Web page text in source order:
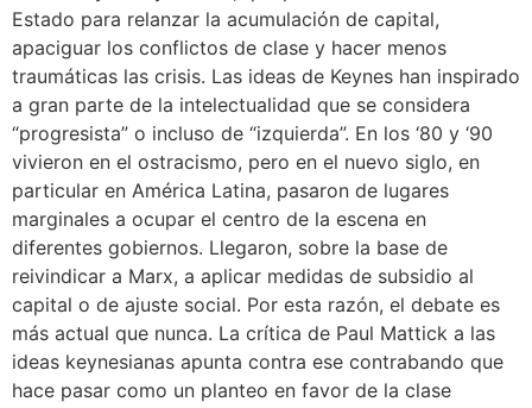
Estado para relanzar la acumulación de capital,
apaciguar los conflictos de clase y hacer menos
traumáticas las crisis. Las ideas de Keynes han inspirado
a gran parte de la intelectualidad que se considera
“progresista” o incluso de “izquierda”. En los ‘80 y ‘90
vivieron en el ostracismo, pero en el nuevo siglo, en
particular en América Latina, pasaron de lugares
marginales a ocupar el centro de la escena en
diferentes gobiernos. Llegaron, sobre la base de
reivindicar a Marx, a aplicar medidas de subsidio al
capital o de ajuste social. Por esta razón, el debate es
más actual que nunca. La crítica de Paul Mattick a las
ideas keynesianas apunta contra ese contrabando que
hace pasar como un planteo en favor de la clase